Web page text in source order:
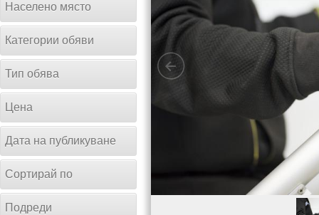
Населено място
Категории обяви
Тип обява
Цена
Дата на публикуване
Сортирай по
Подреди